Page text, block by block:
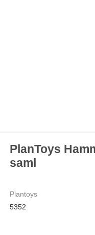
PlanToys
saml
Plantoys
5352